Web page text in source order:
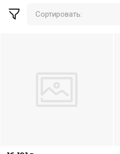
Сортировать: